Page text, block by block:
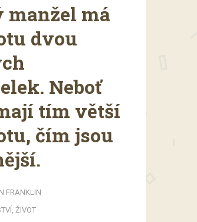
manžel má
dvou
Neboť
tím větší
čím jsou
FRANKLIN
ŽIVOT